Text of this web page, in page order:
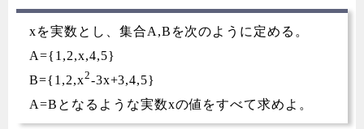
xを実数とし、集合A,Bを次のように定める。
A={1,2,x,4,5}
B={1,2,x2-3x+3,4,5}
A=Bとなるような実数xの値をすべて求めよ。